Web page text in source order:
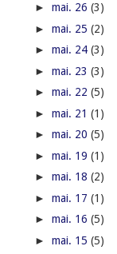
► mai. 26 (3)
► mai. 25 (2)
► mai. 24 (3)
► mai. 23 (3)
► mai. 22 (5)
► mai. 21 (1)
► mai. 20 (5)
► mai. 19 (1)
► mai. 18 (2)
► mai. 17 (1)
► mai. 16 (5)
► mai. 15 (5)